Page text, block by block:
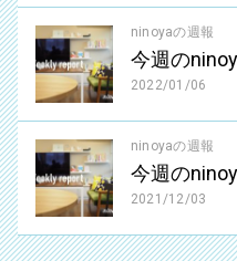
ninoyaの週報
今週の
2022/01/06
ninoyaの週報
今週の
2021/12/03